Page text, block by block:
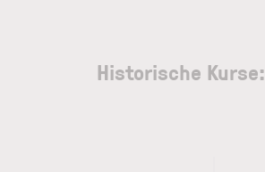
Historische Kurse: